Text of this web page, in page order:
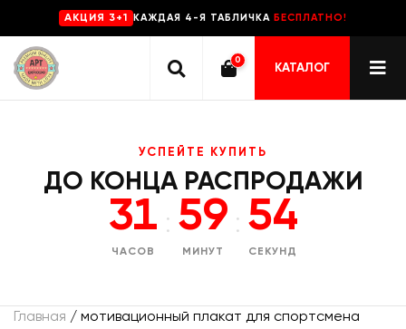
AKЦИЯ 3+1 КАЖДАЯ 4-Я ТАБЛИЧКА БЕСПЛАТНО!
0
КАТАЛОГ
УСПЕЙТЕ КУПИТЬ
ДО КОНЦА РАСПРОДАЖИ
31
ЧАСОВ
: 59
МИНУТ
: 54
СЕКУНД
Главная / мотивационный плакат для спортсмена